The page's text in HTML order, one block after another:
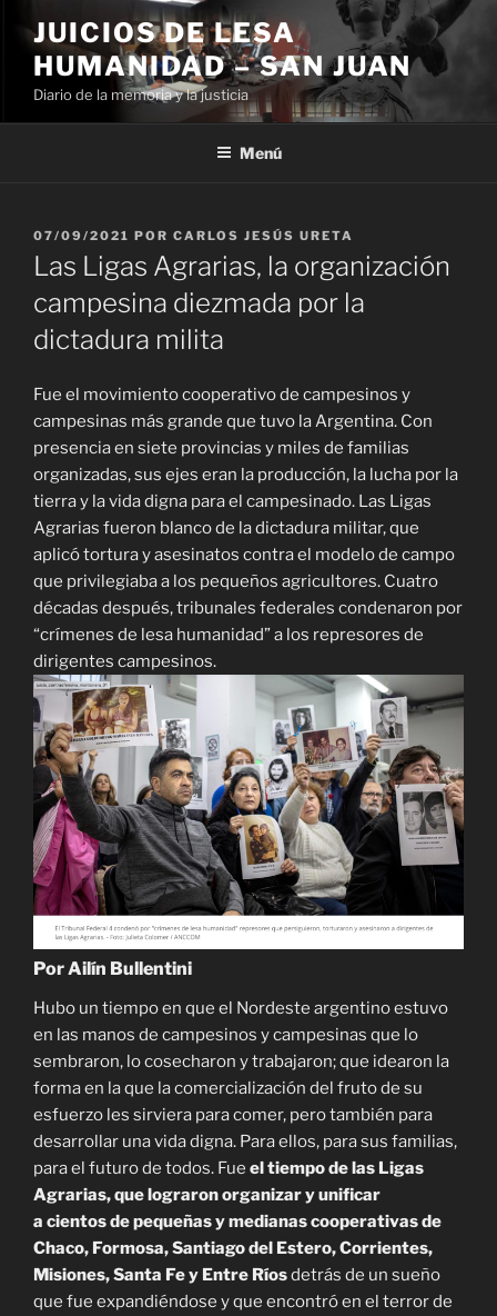
contenido
JUICIOS DE LESA
HUMANIDAD – SAN JUAN
Diario de la memoria y la justicia
Menú
PUBLICADO
EL
07/09/2021 POR CARLOS JESÚS URETA
Las Ligas Agrarias, la organización
campesina diezmada por la
dictadura milita
Fue el movimiento cooperativo de campesinos y
campesinas más grande que tuvo la Argentina. Con
presencia en siete provincias y miles de familias
organizadas, sus ejes eran la producción, la lucha por la
tierra y la vida digna para el campesinado. Las Ligas
Agrarias fueron blanco de la dictadura militar, que
aplicó tortura y asesinatos contra el modelo de campo
que privilegiaba a los pequeños agricultores. Cuatro
décadas después, tribunales federales condenaron por
“crímenes de lesa humanidad” a los represores de
dirigentes campesinos.
Por Ailín Bullentini
Hubo un tiempo en que el Nordeste argentino estuvo
en las manos de campesinos y campesinas que lo
sembraron, lo cosecharon y trabajaron; que idearon la
forma en la que la comercialización del fruto de su
esfuerzo les sirviera para comer, pero también para
desarrollar una vida digna. Para ellos, para sus familias,
para el futuro de todos. Fue el tiempo de las Ligas
Agrarias, que lograron organizar y unificar
a cientosde pequeñas y medianas cooperativas de
Chaco, Formosa, Santiago del Estero, Corrientes,
Misiones, Santa Fe y Entre Ríosdetrás de un sueño
que fue expandiéndose y que encontró en el terror de